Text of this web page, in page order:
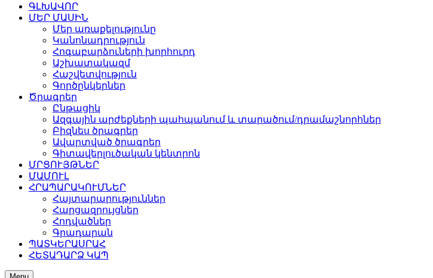
ԳԼԽԱՎՈՐ
ՄԵՐ ՄԱՍԻՆ
Մեր առաքելությունը
Կանոնադրություն
Հոգաբարձուների խորհուրդ
Աշխատակազմ
Հաշվետվություն
Գործընկերներ
Ծրագրեր
Ընթացիկ
Ազգային արժեքների պահպանում և տարածում/դրամաշնորհներ
Բիզնես ծրագրեր
Ավարտված ծրագրեր
Գիտավերլուծական կենտրոն
ՄՐՑՈՒՅԹՆԵՐ
ՄԱՄՈՒԼ
ՀՐԱՊԱՐԱԿՈՒՄՆԵՐ
Հայտարարություններ
Հարցազրույցներ
Հոդվածներ
Գրադարան
ՊԱՏԿԵՐԱՍՐԱՀ
ՀԵՏԱԴԱՐՁ ԿԱՊ